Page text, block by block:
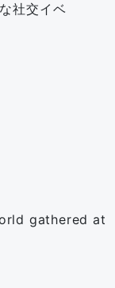
社交イベ
gathered at